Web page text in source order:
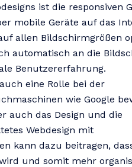
ist die responsiven
mobile Geräte auf das
allen Bildschirmgrößen
automatisch an die
Benutzererfahrung.
eine Rolle bei der
wie Google
auch das Design und die
Webdesign mit
kann dazu beitragen,
und somit mehr